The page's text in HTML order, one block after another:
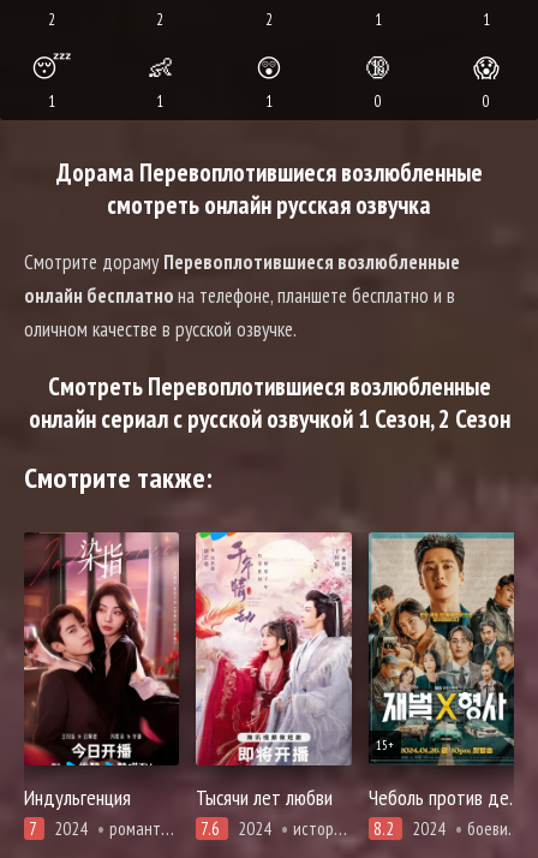
2 2 2 1 1
😴
1
👶
1
😲
1
🔞
0
😱
0
Дорама Перевоплотившиеся возлюбленные
смотреть онлайн русская озвучка
Смотрите дорамуПеревоплотившиеся возлюбленные
онлайн бесплатнона телефоне, планшете бесплатно и в
оличном качестве в русской озвучке.
Смотреть Перевоплотившиеся возлюбленные
онлайн сериал с русской озвучкой 1 Сезон, 2 Сезон
Смотрите также:
Индульгенция
7 2024 романтика
Тысячи лет любви
7.6 2024 история, романтика
15+
Чеболь против детектива
8.2 2024 боевики, детектив, мистика, комедия, криминал, мелодрама, расследование, романтика